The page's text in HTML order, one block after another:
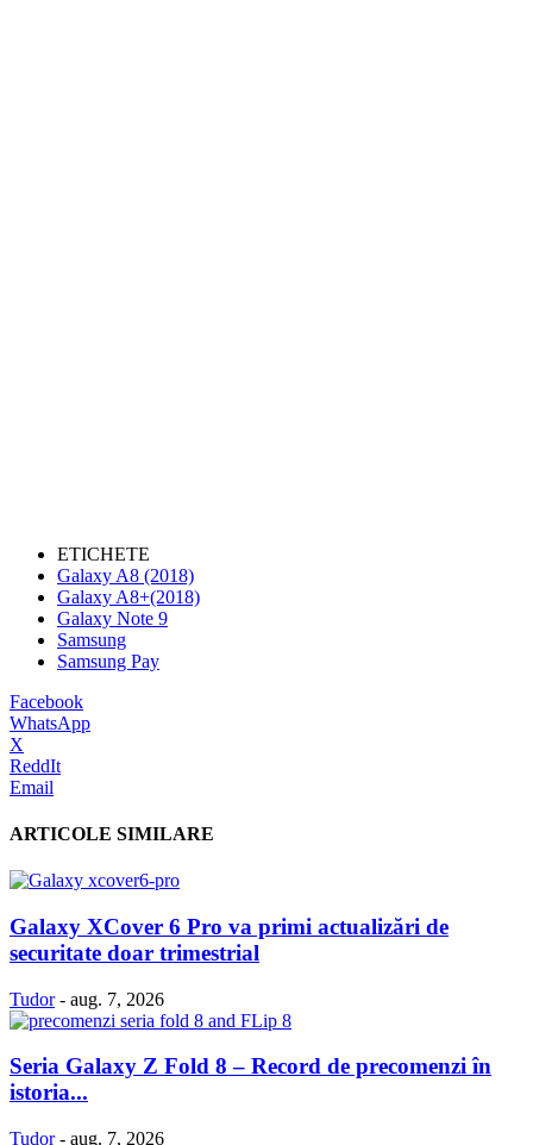
ETICHETE
Galaxy A8 (2018)
Galaxy A8+(2018)
Galaxy Note 9
Samsung
Samsung Pay
Facebook
WhatsApp
X
ReddIt
Email
ARTICOLE SIMILARE
Galaxy XCover 6 Pro va primi actualizări de
securitate doar trimestrial
Tudor - aug. 7, 2026
Seria Galaxy Z Fold 8 – Record de precomenzi în
istoria...
Tudor - aug. 7, 2026